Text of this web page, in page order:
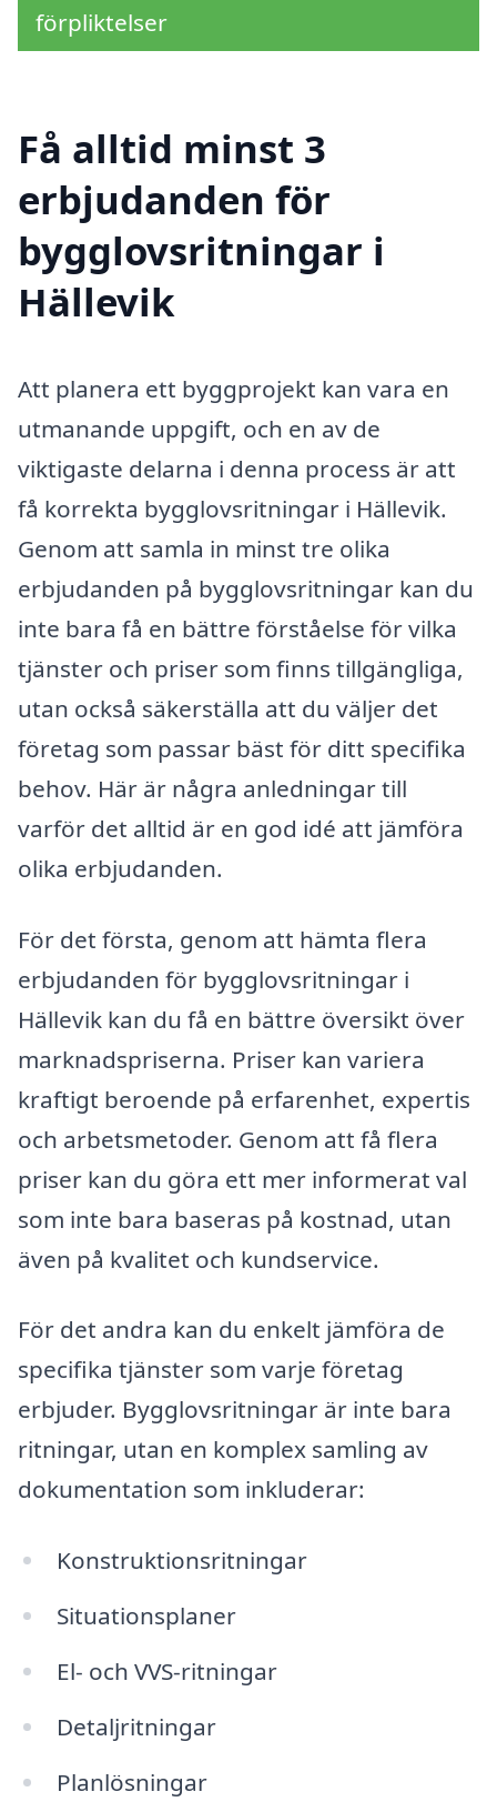
förpliktelser
Få alltid minst 3
erbjudanden för
bygglovsritningar i
Hällevik
Att planera ett byggprojekt kan vara en
utmanande uppgift, och en av de
viktigaste delarna i denna process är att
få korrekta bygglovsritningar i Hällevik.
Genom att samla in minst tre olika
erbjudanden på bygglovsritningar kan du
inte bara få en bättre förståelse för vilka
tjänster och priser som finns tillgängliga,
utan också säkerställa att du väljer det
företag som passar bäst för ditt specifika
behov. Här är några anledningar till
varför det alltid är en god idé att jämföra
olika erbjudanden.
För det första, genom att hämta flera
erbjudanden för bygglovsritningar i
Hällevik kan du få en bättre översikt över
marknadspriserna. Priser kan variera
kraftigt beroende på erfarenhet, expertis
och arbetsmetoder. Genom att få flera
priser kan du göra ett mer informerat val
som inte bara baseras på kostnad, utan
även på kvalitet och kundservice.
För det andra kan du enkelt jämföra de
specifika tjänster som varje företag
erbjuder. Bygglovsritningar är inte bara
ritningar, utan en komplex samling av
dokumentation som inkluderar:
Konstruktionsritningar
Situationsplaner
El- och VVS-ritningar
Detaljritningar
Planlösningar